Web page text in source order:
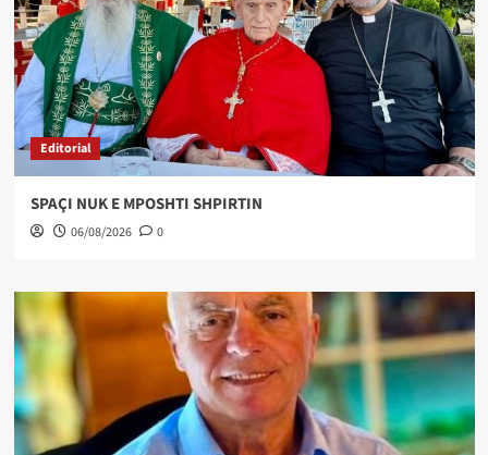
Editorial
SPAÇI NUK E MPOSHTI SHPIRTIN
06/08/2026 0